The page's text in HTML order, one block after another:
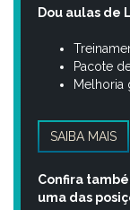
Dou aulas de
Pacote
Melhoria
SAIBA MAIS
Confira
uma das